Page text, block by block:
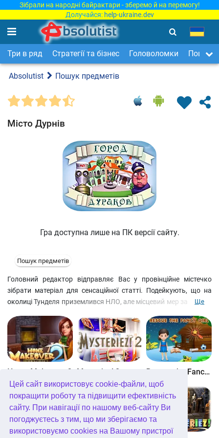
Цей сайт використовує cookie-файли, щоб
покращити роботу та підвищити ефективність
сайту. При навігації по нашому веб-сайту Ви
погоджуєтесь з тим, що ми зберігаємо та
використовуємо cookies на Вашому пристрої
Зібрали на народні байрактари - зберемо й на перемогу!
Долучайся: help-ukraine.dev
Три в ряд Стратегії та бізнес Головоломки Пошук
Absolutist Пошук предметів
Місто Дурнів
Гра доступна лише на ПК версії сайту.
Пошук предметів
Головний редактор відправляє Вас у провінційне містечко
зібрати матеріал для сенсаційної статті. Подейкують, що на
околиці Тунделя приземлився НЛО, але місцевий мер замовчує
мера та вивести його на чисту воду.
Ще
Home Makeover 2 Mysteriez! 2 Rescue the Fancy Girl